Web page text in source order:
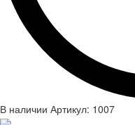
В наличии Артикул: 1007